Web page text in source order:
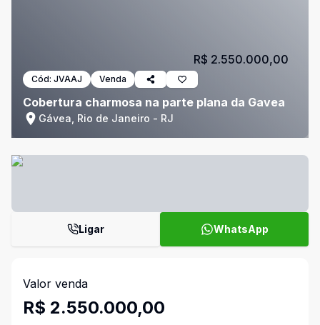
Cód: JVAAJ Venda
Cobertura charmosa na parte plana da Gavea
Gávea, Rio de Janeiro - RJ
R$ 2.550.000,00
Ligar WhatsApp
Valor venda
R$ 2.550.000,00